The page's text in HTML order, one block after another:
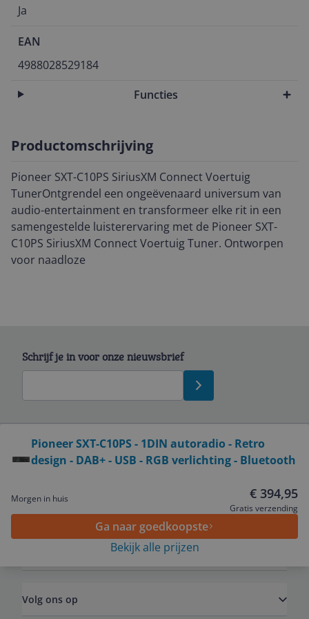
Ja
EAN
4988028529184
Functies
Productomschrijving
Pioneer SXT-C10PS SiriusXM Connect Voertuig
TunerOntgrendel een ongeëvenaard universum van
audio-entertainment en transformeer elke rit in een
samengestelde luisterervaring met de Pioneer SXT-
C10PS SiriusXM Connect Voertuig Tuner. Ontworpen
voor naadloze
Pioneer SXT-C10PS - 1DIN autoradio - Retro
design - DAB+ - USB - RGB verlichting - Bluetooth
Morgen in huis € 394,95
Gratis verzending
Ga naar goedkoopste
Bekijk alle prijzen
Schrijf je in voor onze nieuwsbrief
Service
Algemeen
Volg ons op